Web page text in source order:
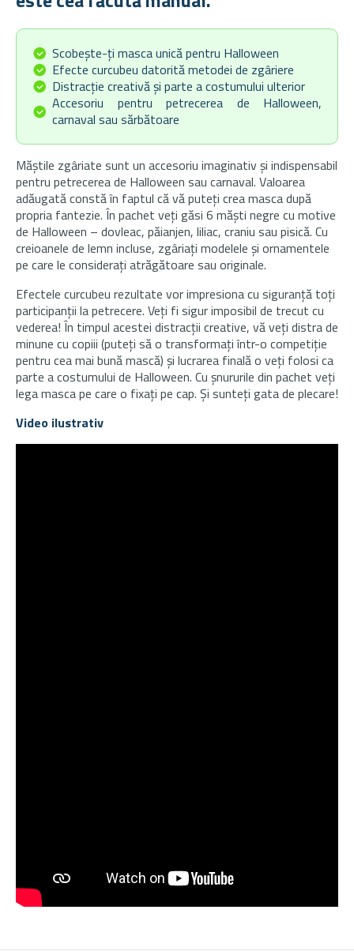
Scobește-ți masca unică pentru Halloween
Efecte curcubeu datorită metodei de zgâriere
Distracție creativă și parte a costumului ulterior
Accesoriu pentru petrecerea de Halloween,
carnaval sau sărbătoare
Măștile zgâriate sunt un accesoriu imaginativ și indispensabil
pentru petrecerea de Halloween sau carnaval. Valoarea
adăugată constă în faptul că vă puteți crea masca după
propria fantezie. În pachet veți găsi 6 măști negre cu motive
de Halloween – dovleac, păianjen, liliac, craniu sau pisică. Cu
creioanele de lemn incluse, zgâriați modelele și ornamentele
pe care le considerați atrăgătoare sau originale.
Efectele curcubeu rezultate vor impresiona cu siguranță toți
participanții la petrecere. Veți fi sigur imposibil de trecut cu
vederea! În timpul acestei distracții creative, vă veți distra de
minune cu copiii (puteți să o transformați într-o competiție
pentru cea mai bună mască) și lucrarea finală o veți folosi ca
parte a costumului de Halloween. Cu șnururile din pachet veți
lega masca pe care o fixați pe cap. Și sunteți gata de plecare!
Video ilustrativ